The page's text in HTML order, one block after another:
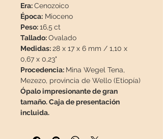
Era:Cenozoico
Época: Mioceno
Peso:16,5 ct
Tallado:Ovalado
Medidas:28 x 17 x 6 mm / 1,10 x
0,67 x 0,23"
Procedencia: Mina Wegel Tena,
Mezezo, provincia de Wello (Etiopía)
Ópalo impresionante de gran
tamaño. Caja de presentación
incluida.
Esta pieza viajará